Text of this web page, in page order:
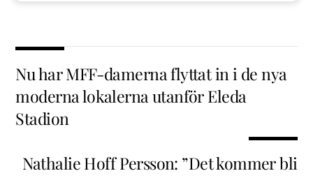
Nu har MFF-damerna flyttat in i de nya
moderna lokalerna utanför Eleda
Stadion
Nathalie Hoff Persson: ”Det kommer bli